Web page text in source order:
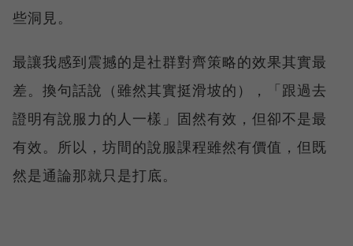
些洞見。
最讓我感到震撼的是社群對齊策略的效果其實最
差。換句話說（雖然其實挺滑坡的），「跟過去
證明有說服力的人一樣」固然有效，但卻不是最
有效。所以，坊間的說服課程雖然有價值，但既
然是通論那就只是打底。